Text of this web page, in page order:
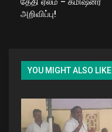
அறிவிப்பு!
YOU MIGHT ALSO LIKE